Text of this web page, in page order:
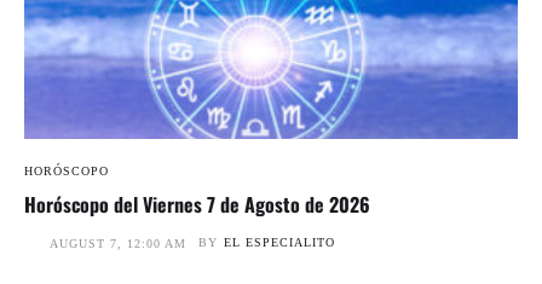
HORÓSCOPO
Horóscopo del Viernes 7 de Agosto de 2026
AUGUST 7, 12:00 AM BY EL ESPECIALITO